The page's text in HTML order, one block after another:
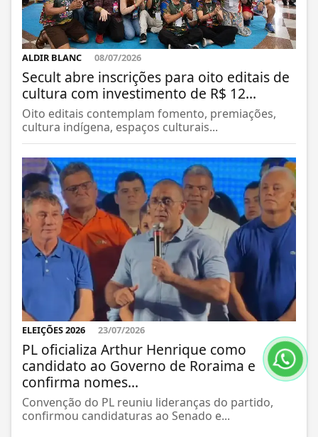
ALDIR BLANC 08/07/2026
Secult abre inscrições para oito editais de
cultura com investimento de R$ 12...
Oito editais contemplam fomento, premiações,
cultura indígena, espaços culturais...
ELEIÇÕES 2026 23/07/2026
PL oficializa Arthur Henrique como
candidato ao Governo de Roraima e
confirma nomes...
Convenção do PL reuniu lideranças do partido,
confirmou candidaturas ao Senado e...